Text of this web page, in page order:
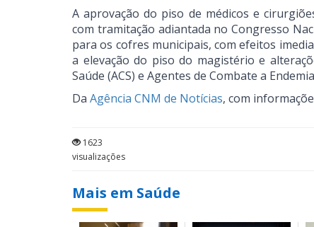
A aprovação do piso de médicos e
com tramitação adiantada no Congresso
para os cofres municipais, com efeitos
a elevação do piso do magistério e
Saúde (ACS) e Agentes de Combate a
Da Agência CNM de Notícias, com
1623
visualizações
Mais em Saúde